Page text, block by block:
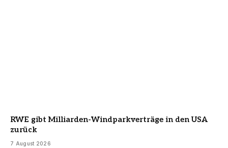
RWE gibt Milliarden-Windparkverträge in den USA
zurück
7 August 2026